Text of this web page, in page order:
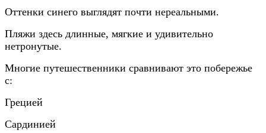
Оттенки синего выглядят почти нереальными.
Пляжи здесь длинные, мягкие и удивительно
нетронутые.
Многие путешественники сравнивают это побережье
с:
Грецией
Сардинией